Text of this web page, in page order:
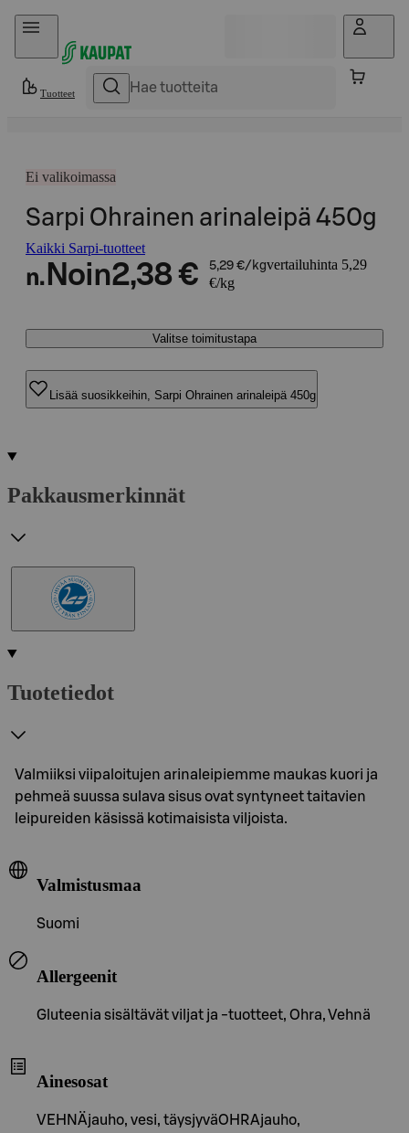
Hyppää sisältöön
Tuotteet
Ei valikoimassa
Sarpi Ohrainen arinaleipä 450g
Kaikki Sarpi-tuotteet
n. Noin2,38 € 5,29 €/kgvertailuhinta 5,29
€/kg
Valitse toimitustapa
Lisää suosikkeihin, Sarpi Ohrainen arinaleipä 450g
Pakkausmerkinnät
Tuotetiedot
Valmiiksi viipaloitujen arinaleipiemme maukas kuori ja
pehmeä suussa sulava sisus ovat syntyneet taitavien
leipureiden käsissä kotimaisista viljoista.
Valmistusmaa
Suomi
Allergeenit
Gluteenia sisältävät viljat ja -tuotteet, Ohra, Vehnä
Ainesosat
VEHNÄjauho, vesi, täysjyväOHRAjauho,